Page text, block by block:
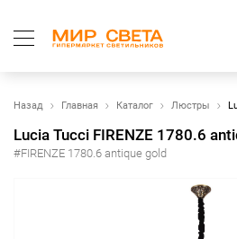
Назад Главная Каталог Люстры
Lucia Tucci FIRENZE 1780.6
#FIRENZE 1780.6 antique gold